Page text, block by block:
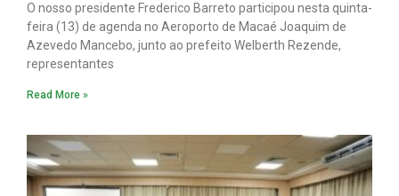
O nosso presidente Frederico Barreto participou nesta quinta-
feira (13) de agenda no Aeroporto de Macaé Joaquim de
Azevedo Mancebo, junto ao prefeito Welberth Rezende,
representantes
Read More »